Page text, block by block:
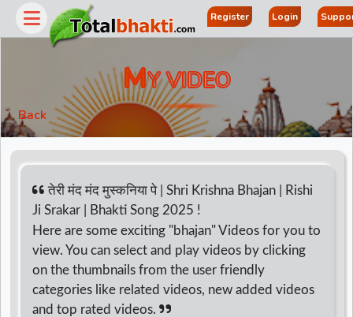
Register Login
MY VIDEO
Back
तेरी मंद मंद मुस्कनिया पे | Shri Krishna Bhajan | Rishi
Ji Srakar | Bhakti Song 2025 !
Here are some exciting "bhajan" Videos for you to
view. You can select and play videos by clicking
on the thumbnails from the user friendly
categories like related videos, new added videos
and top rated videos.